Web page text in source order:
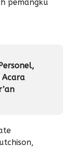
pemangku